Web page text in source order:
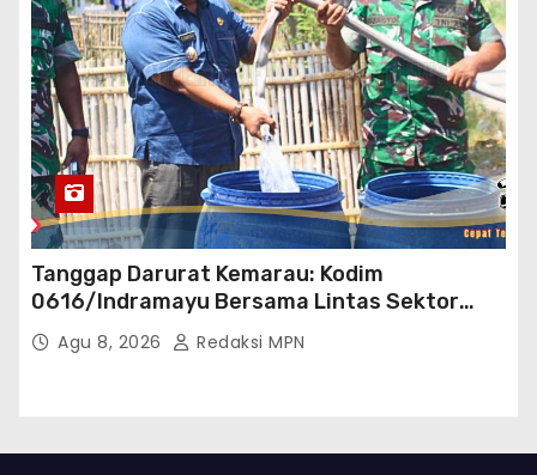
Tanggap Darurat Kemarau: Kodim
0616/Indramayu Bersama Lintas Sektor
Garap Bantuan Air Bersih Bertahap
Agu 8, 2026 Redaksi MPN